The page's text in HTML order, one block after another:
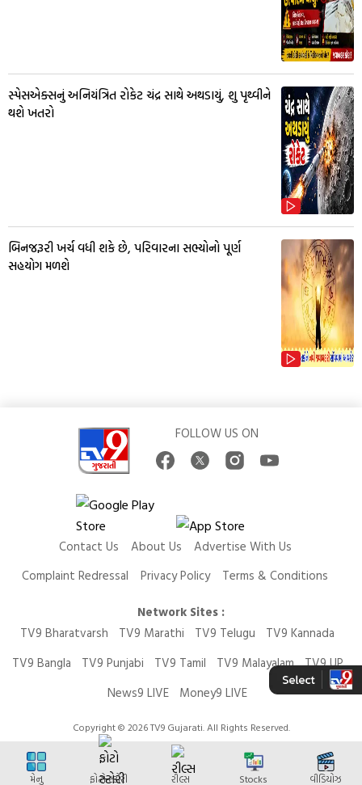
સ્પેસએક્સનું અનિયંત્રિત રોકેટ ચંદ્ર સાથે અથડાયું, શુ પૃથ્વીને
થશે ખતરો
બિનજરૂરી ખર્ચ વધી શકે છે, પરિવારના સભ્યોનો પૂર્ણ
સહયોગ મળશે
FOLLOW US ON
Contact Us About Us
Advertise With Us
Complaint Redressal
Privacy Policy
Terms & Conditions
Network Sites :
TV9 Bharatvarsh
TV9 Marathi TV9 Telugu
TV9 Kannada
TV9 Bangla
TV9 Punjabi TV9 Tamil TV9 Malayalam TV9 UP
News9 LIVE
Money9 LIVE
Copyright © 2026 TV9 Gujarati. All Rights Reserved.
મેનુ ફોટો સ્ટોરી રીલ્સ Stocks વીડિયોઝ